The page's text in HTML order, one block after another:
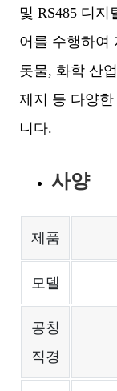
및 RS485 디
어를 수행하여
돗물, 화학 산
제지 등 다양
니다.
사양
제품
모델
공칭
직경